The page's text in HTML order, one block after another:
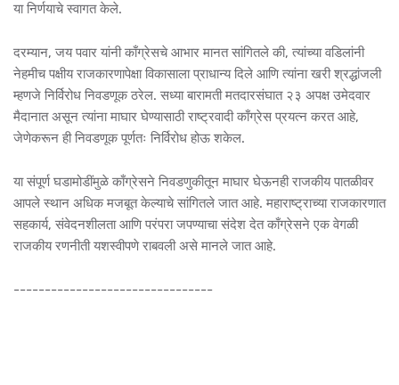
या निर्णयाचे स्वागत केले.
दरम्यान, जय पवार यांनी काँग्रेसचे आभार मानत सांगितले की, त्यांच्या वडिलांनी
नेहमीच पक्षीय राजकारणापेक्षा विकासाला प्राधान्य दिले आणि त्यांना खरी श्रद्धांजली
म्हणजे निर्विरोध निवडणूक ठरेल. सध्या बारामती मतदारसंघात २३ अपक्ष उमेदवार
मैदानात असून त्यांना माघार घेण्यासाठी राष्ट्रवादी काँग्रेस प्रयत्न करत आहे,
जेणेकरून ही निवडणूक पूर्णतः निर्विरोध होऊ शकेल.
या संपूर्ण घडामोडींमुळे काँग्रेसने निवडणुकीतून माघार घेऊनही राजकीय पातळीवर
आपले स्थान अधिक मजबूत केल्याचे सांगितले जात आहे. महाराष्ट्राच्या राजकारणात
सहकार्य, संवेदनशीलता आणि परंपरा जपण्याचा संदेश देत काँग्रेसने एक वेगळी
राजकीय रणनीती यशस्वीपणे राबवली असे मानले जात आहे.
--------------------------------